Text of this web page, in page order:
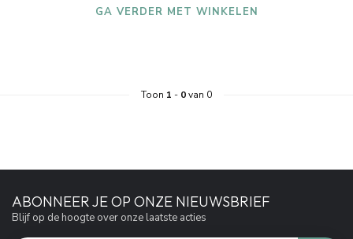
GA VERDER MET WINKELEN
Toon 1 - 0van 0
ABONNEER JE OP ONZE NIEUWSBRIEF
Blijf op de hoogte over onze laatste acties